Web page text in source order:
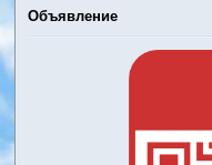
Объявление